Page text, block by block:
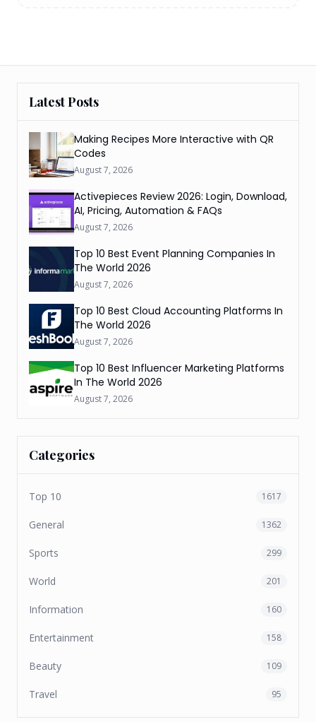
Latest Posts
Making Recipes More Interactive with QR
Codes
August 7, 2026
Activepieces Review 2026: Login, Download,
AI, Pricing, Automation & FAQs
August 7, 2026
Top 10 Best Event Planning Companies In
The World 2026
August 7, 2026
Top 10 Best Cloud Accounting Platforms In
The World 2026
August 7, 2026
Top 10 Best Influencer Marketing Platforms
In The World 2026
August 7, 2026
Categories
Top 10 1617
General 1362
Sports 299
World 201
Information 160
Entertainment 158
Beauty 109
Travel 95